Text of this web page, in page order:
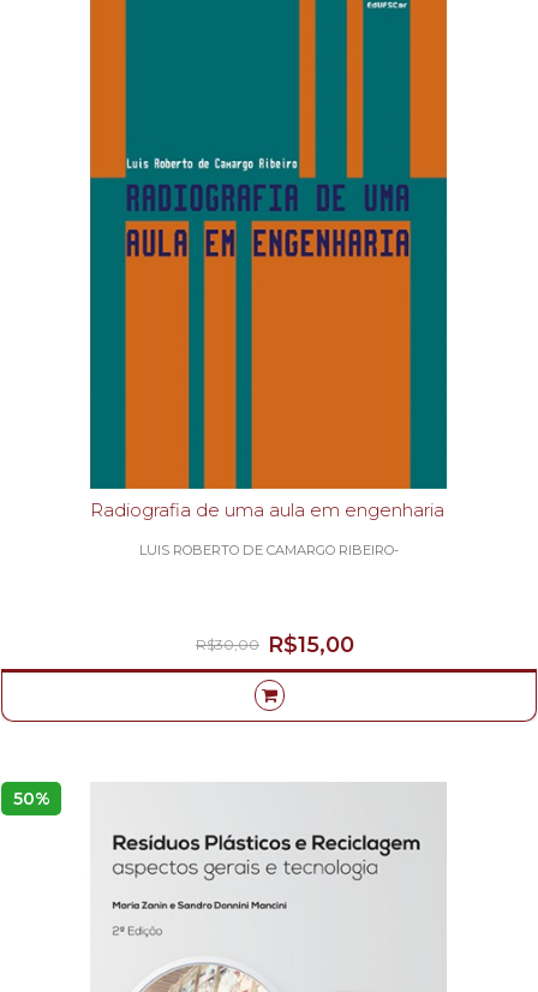
Radiografia de uma aula em engenharia
LUIS ROBERTO DE CAMARGO RIBEIRO-
R$15,00
R$30,00
50%